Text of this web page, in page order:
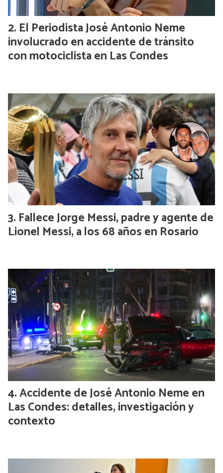
El Periodista José Antonio Neme
involucrado en accidente de tránsito
con motociclista en Las Condes
Fallece Jorge Messi, padre y agente de
Lionel Messi, a los 68 años en Rosario
Accidente de José Antonio Neme en
Las Condes: detalles, investigación y
contexto